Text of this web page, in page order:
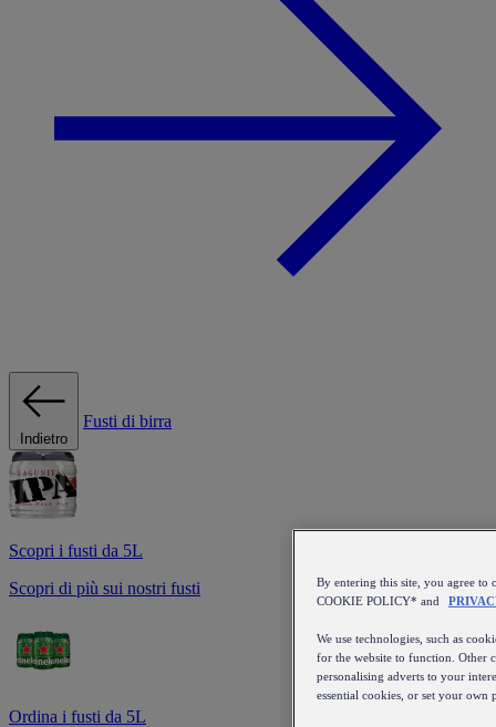
Indietro
Fusti di birra
Scopri i fusti da 5L
Scopri di più sui nostri fusti
Ordina i fusti da 5L
By entering this site, you agree to
COOKIE POLICY* and
We use technologies, such as
for the website to function. Other
personalising adverts to your
essential cookies, or set your own